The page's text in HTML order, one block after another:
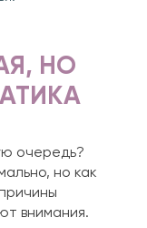
НО
очередь?
но как
внимания.